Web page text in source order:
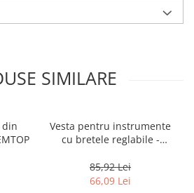
SIMILARE
din
Vesta pentru instrumente
cu bretele reglabile -
85,92 Lei
66,09 Lei